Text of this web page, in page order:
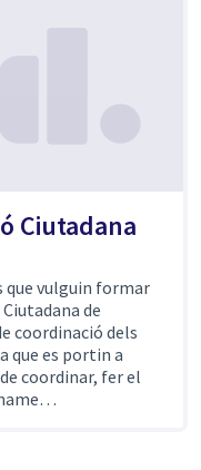
Ciutadana
que vulguin formar
de
coordinació dels
que es portin a
coordinar, fer el